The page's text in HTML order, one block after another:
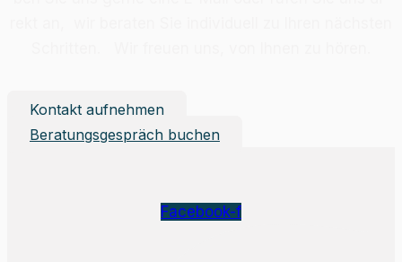
Kontakt aufnehmen
Beratungsgespräch buchen
Facebook-f